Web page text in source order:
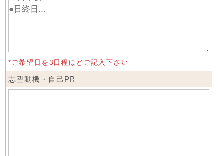
*ご希望日を3日程ほどご記入下さい
志望動機・自己PR